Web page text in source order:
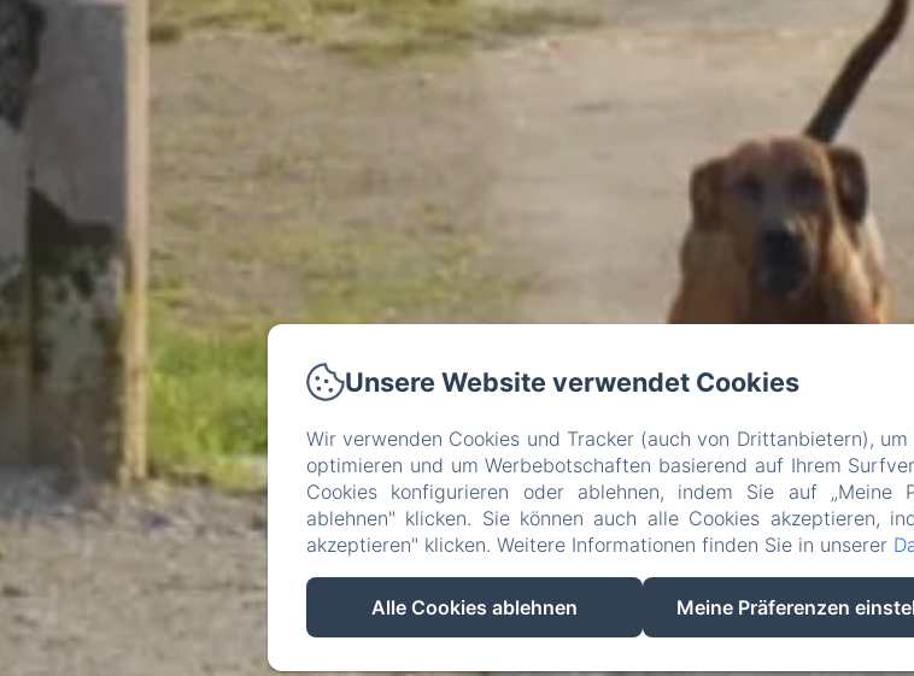
Unsere Website verwendet Cookies
Wir verwenden Cookies und Tracker (auch von Drittanbietern),
optimieren und um Werbebotschaften basierend auf Ihrem
Cookies konfigurieren oder ablehnen, indem Sie auf „Meine
ablehnen" klicken. Sie können auch alle Cookies akzeptieren,
akzeptieren" klicken. Weitere Informationen finden Sie in unserer
Alle Cookies ablehnen Meine Präferenzen